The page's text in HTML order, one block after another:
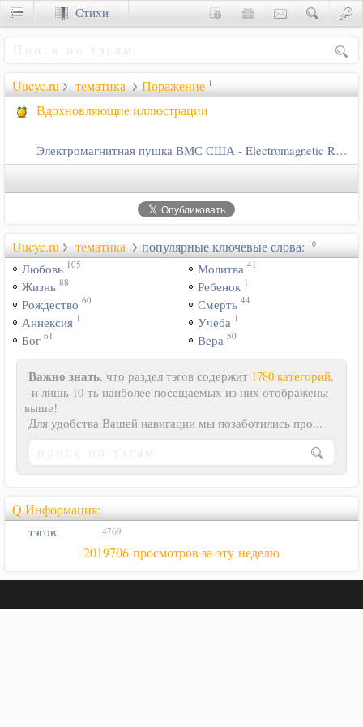
Uucyc.ru тематика Поражение 1
Вдохновляющие иллюстрации
Электромагнитная пушка ВМС США - Electromagnetic Railgun
Uucyc.ru тематика популярные ключевые слова: 10
Любовь 105
Жизнь 88
Рождество 60
Аннексия 1
Бог 61
Молитва 41
Ребенок 1
Смерть 44
Учеба 1
Вера 50
Важно знать, что раздел тэгов содержит 1780 категорий,
- и лишь 10-ть наиболее посещаемых из них отображены
выше!
Для удобства Вашей навигации мы позаботились про...
Q.Информация:
тэгов: 4769
2019706 просмотров за эту неделю
Стихи